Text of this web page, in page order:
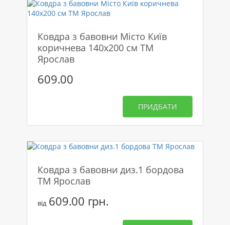
Ковдра з бавовни Місто Київ
коричнева 140х200 см ТМ
Ярослав
609.00
ПРИДБАТИ
Ковдра з бавовни диз.1 бордова
ТМ Ярослав
від609.00 грн.